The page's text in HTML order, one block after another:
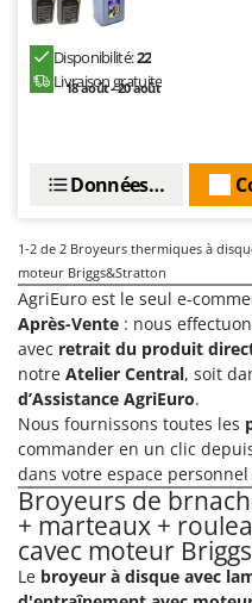
Désherbeurs
Déshumidificateurs
Draineuses
Échelles en
Effaroucheurs
Égreneuses à maïs
Électropompes pour
Éleveuses
Enfouisseurs de
Enrouleurs de filets
Épareuses pour
Épépineuses
Équipements de
F
Fendeuses à bois
Bosch
Brumi
BullMach
Calory Forni
Campingaz
Castelgarden
Castellari
Ceccato Olindo
Char-Broil
Classe
Clementi
Cofra
Comet
Cresco
Disponibilité:22
Livraison gratuite
18 août - 20 août
Données techniques
1-2 de 2 Broyeurs thermiques à
moteur Briggs&Stratton
AgriEuro est le seul e-
Après-Vente : nous
avec retrait du produit
notre Atelier Central, soit
d’Assistance AgriEuro.
Nous fournissons toutes les
commander en un clic
dans votre espace
Broyeurs de
+ marteaux +
cavec moteur
Le broyeur à disque avec